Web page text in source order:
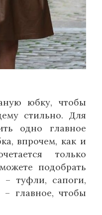
юбку, чтобы
стильно. Для
одно главное
впрочем, как и
только
подобрать
туфли, сапоги,
главное, чтобы